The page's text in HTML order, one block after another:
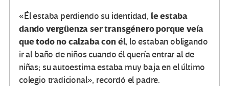
«Él estaba perdiendo su identidad, le estaba
dando vergüenza ser transgénero porque veía
que todo no calzaba con él, lo estaban obligando
ir al baño de niños cuando él quería entrar al de
niñas; su autoestima estaba muy baja en el último
colegio tradicional», recordó el padre.